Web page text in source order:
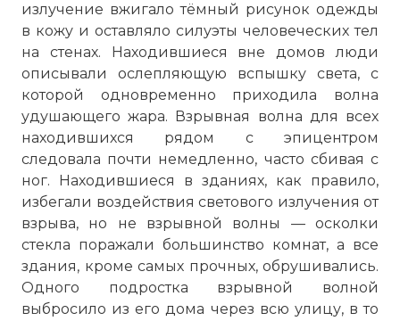
излучение вжигало тёмный рисунок одежды
в кожу и оставляло силуэты человеческих тел
на стенах. Находившиеся вне домов люди
описывали ослепляющую вспышку света, с
которой одновременно приходила волна
удушающего жара. Взрывная волна для всех
находившихся рядом с эпицентром
следовала почти немедленно, часто сбивая с
ног. Находившиеся в зданиях, как правило,
избегали воздействия светового излучения от
взрыва, но не взрывной волны — осколки
стекла поражали большинство комнат, а все
здания, кроме самых прочных, обрушивались.
Одного подростка взрывной волной
выбросило из его дома через всю улицу, в то